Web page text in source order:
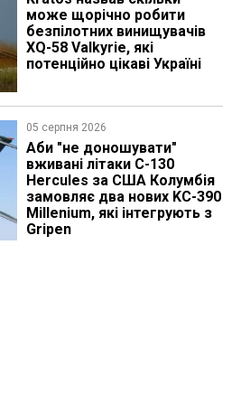
може щорічно робити
безпілотних винищувачів
XQ-58 Valkyrie, які
потенційно цікаві Україні
05 серпня 2026
Аби "не доношувати"
вживані літаки C-130
Hercules за США Колумбія
замовляє два нових KC-390
Millenium, які інтегрують з
Gripen